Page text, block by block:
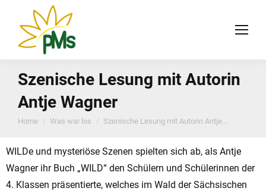
Szenische Lesung mit Autorin
Antje Wagner
You are here:
Home Was war los Szenische Lesung mit Autorin Antje…
WILDe und mysteriöse Szenen spielten sich ab, als Antje
Wagner ihr Buch „WILD“ den Schülern und Schülerinnen der
4. Klassen präsentierte, welches im Wald der Sächsischen